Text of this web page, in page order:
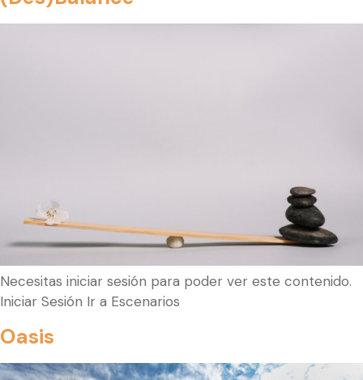
Necesitas iniciar sesión para poder ver este contenido.
Iniciar Sesión Ir a Escenarios
Oasis